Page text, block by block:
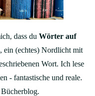
dass du Wörter auf
ein (echtes) Nordlicht mit
Wort. Ich lese
- fantastische und reale.